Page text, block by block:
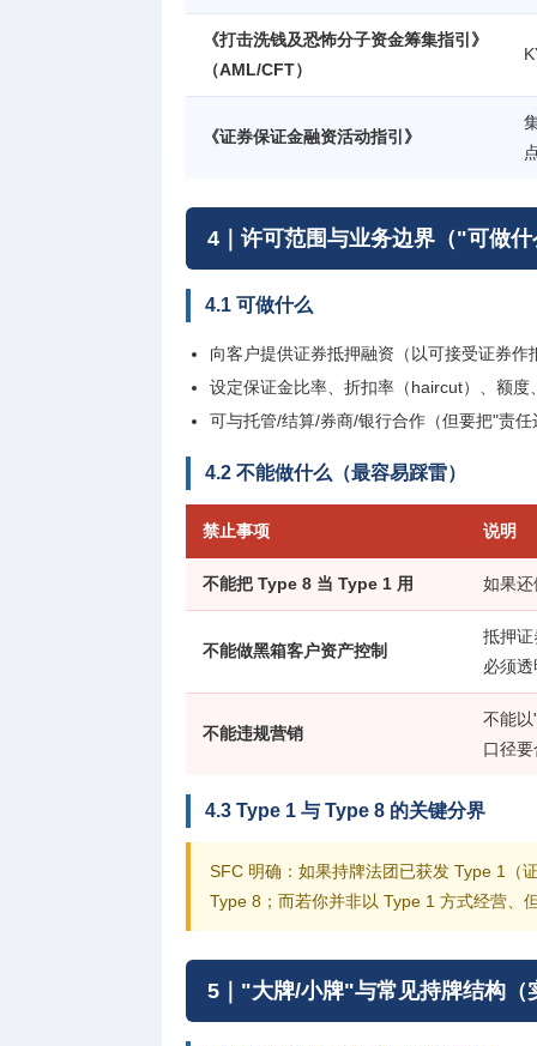
《打击洗钱及恐怖分子资金筹集指引》
（AML/CFT）
《证券保证金融资活动指引》
4｜许可范围与业务边界（"可做
4.1 可做什么
向客户提供证券抵押融资（以可接受证券作
设定保证金比率、折扣率（haircut）、额度
可与托管/结算/券商/银行合作（但要把"责
4.2 不能做什么（最容易踩雷）
禁止事项 说明
不能把 Type 8 当 Type 1 用 如果
不能做黑箱客户资产控制
抵押
必须
不能违规营销
不能
口径
4.3 Type 1 与 Type 8 的关键分界
SFC 明确：如果持牌法团已获发 Type 1（
Type 8；而若你并非以 Type 1 方式经营、
5｜"大牌/小牌"与常见持牌结构（